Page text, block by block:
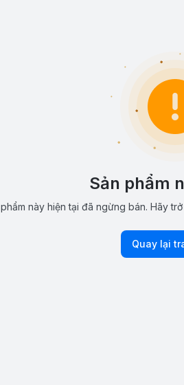
Sản phẩm
này hiện tại đã ngừng bán. Hãy
Quay lại